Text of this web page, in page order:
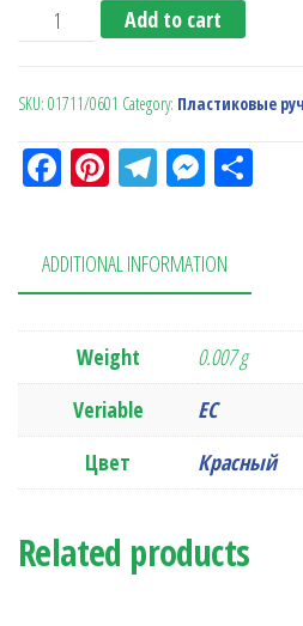
Classic (Ritter Pen) quantity
Add to cart
SKU: 01711/0601 Category: Пластиковые
Fa
bo
ok
Pi
er
es
t
Te
gr
a
m
M
se
n
ge
r
ит
ADDITIONAL INFORMATION
Weight
0.007 g
Veriable
ЕС
Цвет
Красный
Related products